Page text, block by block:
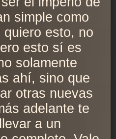
simple como
esto, no
esto sí es
solamente
ahí, sino que
otras nuevas
adelante te
a un